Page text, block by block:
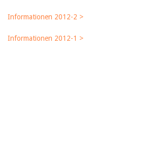
Informationen 2012-2 >
Informationen 2012-1 >